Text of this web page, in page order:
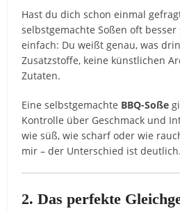
Hast du dich schon einmal
selbstgemachte Soßen oft besser
einfach: Du weißt genau, was
Zusatzstoffe, keine künstlichen
Zutaten.
Eine selbstgemachte BBQ-Soße
Kontrolle über Geschmack und
wie süß, wie scharf oder wie
mir – der Unterschied ist deutlich.
2. Das perfekte